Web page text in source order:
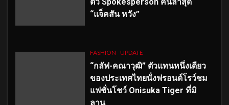
“แจ็คสัน หวัง”
FASHION UPDATE
“กลัฟ-คณาวุฒิ” ตัวแทนหนึ่งเดียว
ของประเทศไทยนั่งฟรอนต์โรว์ชม
แฟชั่นโชว์ Onisuka Tiger ที่มิ
ลาน